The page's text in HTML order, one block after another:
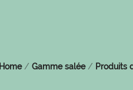
Home/Gamme salée/ Produits